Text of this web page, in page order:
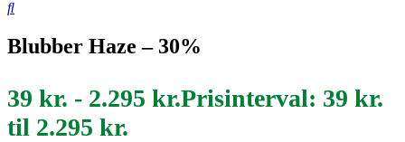
Blubber Haze – 30%
39 kr. - 2.295 kr.Prisinterval: 39 kr.
til 2.295 kr.